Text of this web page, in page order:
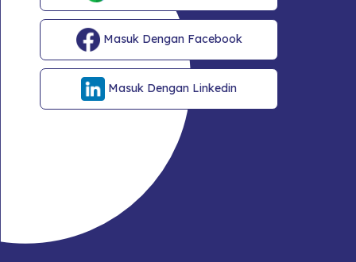
Masuk Dengan Facebook
Masuk Dengan Linkedin